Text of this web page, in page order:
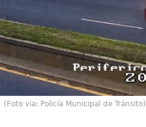
(Foto vía: Policía Municipal de Tránsito)